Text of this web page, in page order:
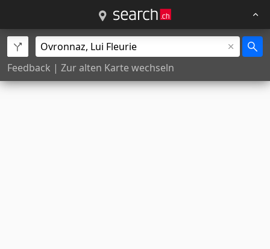
Feedback | Zur alten Karte wechseln